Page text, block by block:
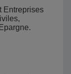
Entreprises